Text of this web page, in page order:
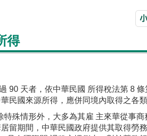
得
天者，依中華民國 所得稅法第 8 條
民國來源所得，應併同境內取得之各
情形外，大多為其雇 主來華從事商
留期間，中華民國政府提供其取得勞